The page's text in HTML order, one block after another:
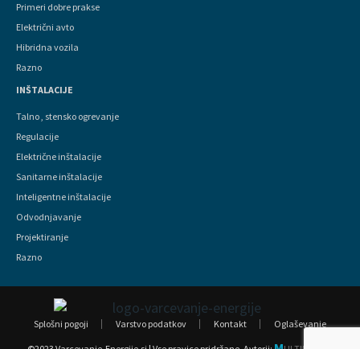
Primeri dobre prakse
Električni avto
Hibridna vozila
Razno
INŠTALACIJE
Talno , stensko ogrevanje
Regulacije
Električne inštalacije
Sanitarne inštalacije
Inteligentne inštalacije
Odvodnjavanje
Projektiranje
Razno
Splošni pogoji Varstvo podatkov Kontakt Oglaševanje